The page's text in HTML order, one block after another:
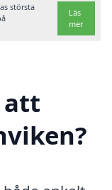
största
Läs
mer
att